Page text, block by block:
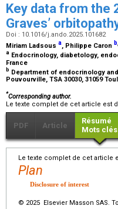
Key data from the
Graves’
Doi : 10.1016/j.ando.2025.101682
Miriam Ladsous a, Philippe Caron b
a Endocrinology, diabetology,
France
b Department of endocrinology
Pouvourville, TSA 30030, 31059
*Corresponding author.
Le texte complet de cet article est
PDF Article
Résumé
Mots clés
Le texte complet de cet article
Plan
Disclosure of interest
© 2025 Elsevier Masson SAS.